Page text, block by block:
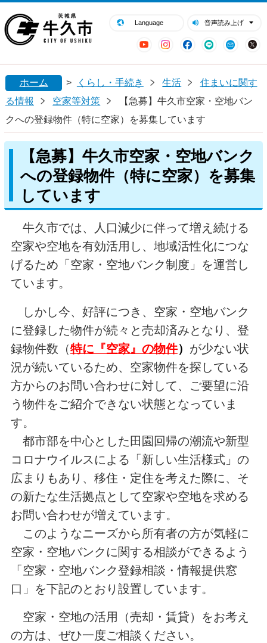
Language 音声読み上げ
YouTubeInstagram
Facebook
LINE Mail
閉じる
ホーム > くらし・手続き 生活
住まいに関す
る情報
空家等対策
【急募】牛久市空家・空地バン
クへの登録物件（特に空家）を募集しています
【急募】牛久市空家・空地バンク
への登録物件（特に空家）を募集
しています
牛久市では、人口減少に伴って増え続ける
空家や空地を有効活用し、地域活性化につな
げるため「空家・空地バンク制度」を運営し
ています。
しかし今、好評につき、空家・空地バンク
に登録した物件が続々と売却済みとなり、登
録物件数（特に『空家』の物件） が少ない状
況が続いているため、空家物件を探している
方からのお問い合わせに対して、ご要望に沿
う物件をご紹介できない状態となっていま
す。
都市部を中心とした田園回帰の潮流や新型
コロナウイルスによる「新しい生活様式」の
広まりもあり、移住・定住を考えた際に、そ
の新たな生活拠点として空家や空地を求める
お問い合わせが増えています。
このようなニーズから所有者の方が気軽に
空家・空地バンクに関する相談ができるよう
「空家・空地バンク登録相談・情報提供窓
口」を下記のとおり設置しています。
空家・空地の活用（売却・賃貸）をお考え
の方は、ぜひ一度ご相談ください。